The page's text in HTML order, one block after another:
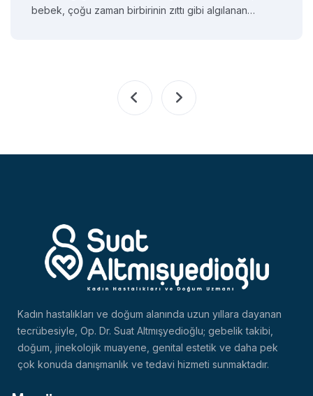
bebek, çoğu zaman birbirinin zıttı gibi algılanan…
Kadın hastalıkları ve doğum alanında uzun yıllara dayanan
tecrübesiyle, Op. Dr. Suat Altmışyedioğlu; gebelik takibi,
doğum, jinekolojik muayene, genital estetik ve daha pek
çok konuda danışmanlık ve tedavi hizmeti sunmaktadır.